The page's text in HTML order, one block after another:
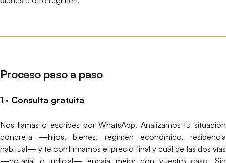
Proceso paso a paso
1 · Consulta gratuita
Nos llamas o escribes por WhatsApp. Analizamos tu situación
concreta —hijos, bienes, régimen económico, residencia
habitual— y te confirmamos el precio final y cuál de las dos vías
—notarial o judicial— encaja mejor con vuestro caso. Sin